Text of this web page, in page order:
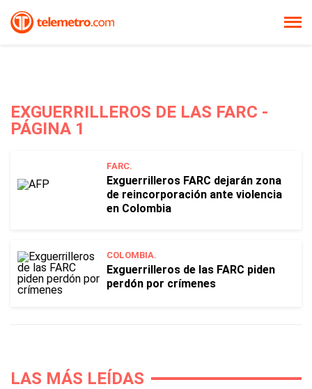
EXGUERRILLEROS DE LAS FARC -
PÁGINA 1
FARC.
Exguerrilleros FARC dejarán zona
de reincorporación ante violencia
en Colombia
COLOMBIA.
Exguerrilleros de las FARC piden
perdón por crímenes
LAS MÁS LEÍDAS